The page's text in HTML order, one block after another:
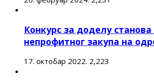
Конкурс за доделу
непрофитног закупа на
17. октобар 2022. 2,223